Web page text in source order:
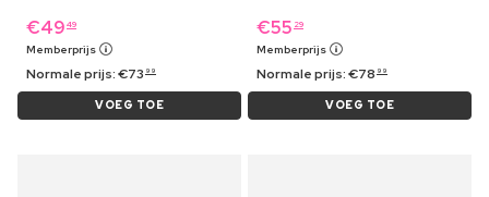
€49 49
Memberprijs
Normale prijs:€73 99
VOEG TOE
€55 29
Memberprijs
Normale prijs:€78 99
VOEG TOE